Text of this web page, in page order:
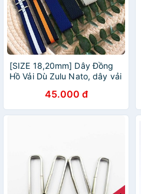
[SIZE 18,20mm] Dây Đồng
Hồ Vải Dù Zulu Nato, dây vải
45.000 đ